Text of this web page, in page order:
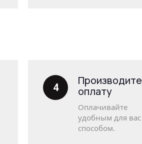
4
Производите
оплату
Оплачивайте
удобным для вас
способом.